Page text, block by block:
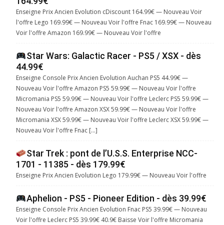
Enseigne Prix Ancien Evolution cDiscount 164.99€ — Nouveau Voir
l'offre Lego 169.99€ — Nouveau Voir l'offre Fnac 169.99€ — Nouveau
Voir l'offre Amazon 169.99€ — Nouveau Voir l'offre
Star Wars: Galactic Racer - PS5 / XSX - dès
44.99€
Enseigne Console Prix Ancien Evolution Auchan PS5 44.99€ —
Nouveau Voir l'offre Amazon PS5 59.99€ — Nouveau Voir l'offre
Micromania PS5 59.99€ — Nouveau Voir l'offre Leclerc PS5 59.99€ —
Nouveau Voir l'offre Amazon XSX 59.99€ — Nouveau Voir l'offre
Micromania XSX 59.99€ — Nouveau Voir l'offre Leclerc XSX 59.99€ —
Nouveau Voir l'offre Fnac […]
Star Trek : pont de l’U.S.S. Enterprise NCC-
1701 - 11385 - dès 179.99€
Enseigne Prix Ancien Evolution Lego 179.99€ — Nouveau Voir l'offre
Aphelion - PS5 - Pioneer Edition - dès 39.99€
Enseigne Console Prix Ancien Evolution Fnac PS5 39.99€ — Nouveau
Voir l'offre Leclerc PS5 39.99€ 40.9€ Baisse Voir l'offre Micromania